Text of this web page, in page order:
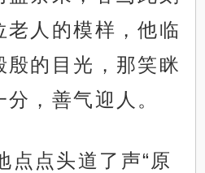
老人的模样，他临
殷的目光，那笑眯
，善气迎人。
点点头道了声“原